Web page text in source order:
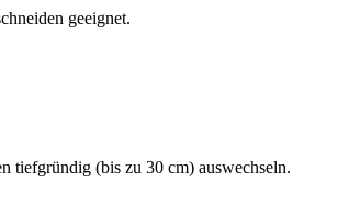
geeignet.
tiefgründig (bis zu 30 cm) auswechseln.